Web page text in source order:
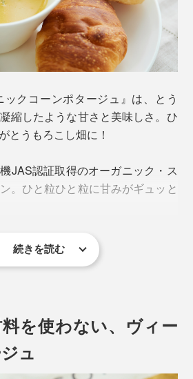
ックコーンポタージュ』は、とう
縮したような甘さと美味しさ。ひ
とうもろこし畑に！
JAS認証取得のオーガニック・ス
。ひと粒ひと粒に甘みがギュッと
続きを読む
を使わない、ヴィー
ュ